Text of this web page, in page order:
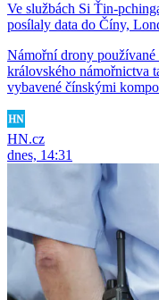
Ve službách Si Ťin-
posílaly data do Číny,
Námořní drony
královského námořnictva
vybavené čínskými
HN.cz
dnes, 14:31